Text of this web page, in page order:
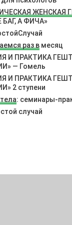
ЖЕНСКАЯ
БАГ, А ФИЧА»
раз в месяц
И ПРАКТИКА
— Гомель
И ПРАКТИКА
2 ступени
: семинары-
случай